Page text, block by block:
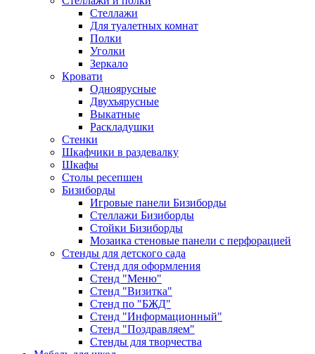
Стеллажи
Для туалетных комнат
Полки
Уголки
Зеркало
Кровати
Одноярусные
Двухъярусные
Выкатные
Раскладушки
Стенки
Шкафчики в раздевалку
Шкафы
Столы ресепшен
Бизиборды
Игровые панели Бизиборды
Стеллажи Бизиборды
Стойки Бизиборды
Мозаика стеновые панели с перфорацией
Стенды для детского сада
Стенд для оформления
Стенд "Меню"
Стенд "Визитка"
Стенд по "БЖД"
Стенд "Информационный"
Стенд "Поздравляем"
Стенды для творчества